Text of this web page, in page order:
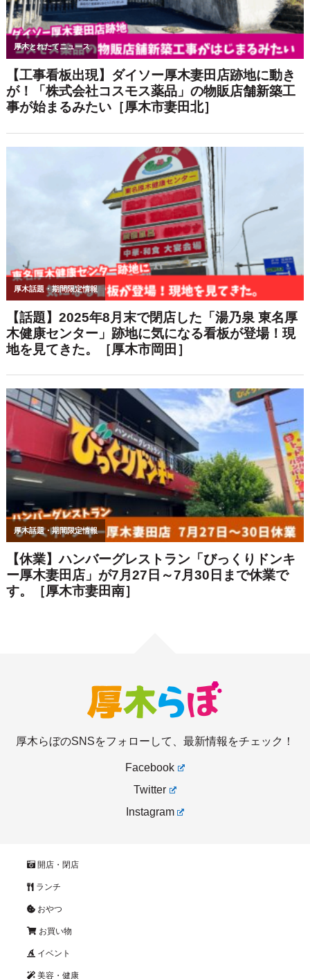
厚木らぼのSNSをフォローして、最新情報をチェック！
Facebook
Twitter
Instagram
開店・閉店
ランチ
おやつ
お買い物
イベント
美容・健康